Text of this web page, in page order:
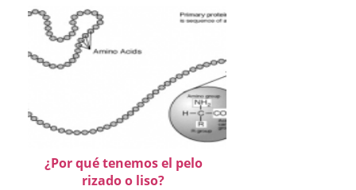
¿Por qué tenemos el pelo
rizado o liso?